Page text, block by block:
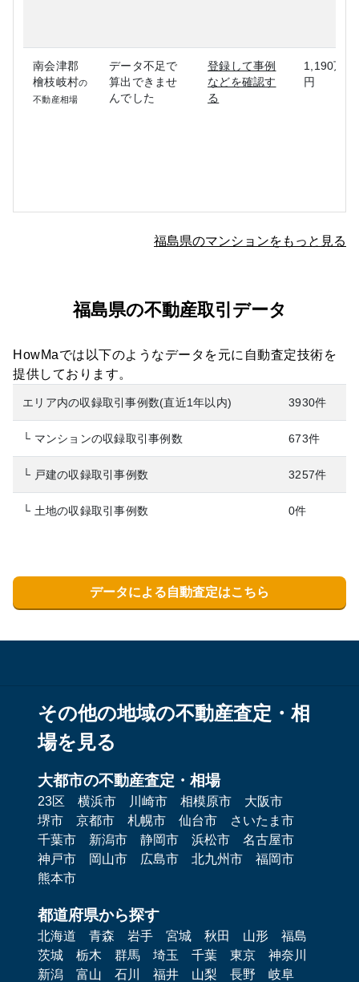
南会津郡
檜枝岐村の
不動産相場
データ不足で
算出できませ
んでした
登録して事例
などを確認す
る
1,190万
円
福島県のマンションをもっと見る
福島県の不動産取引データ
HowMaでは以下のようなデータを元に自動査定技術を
提供しております。
エリア内の収録取引事例数(直近1年以内) 3930件
└ マンションの収録取引事例数 673件
└ 戸建の収録取引事例数 3257件
└ 土地の収録取引事例数 0件
データによる自動査定はこちら
その他の地域の不動産査定・相
場を見る
大都市の不動産査定・相場
23区 横浜市 川崎市 相模原市
大阪市
堺市
京都市 札幌市 仙台市
さいたま市
千葉市
新潟市 静岡市 浜松市
名古屋市
神戸市
岡山市 広島市 北九州市
福岡市
熊本市
都道府県から探す
北海道 青森 岩手 宮城 秋田 山形
福島
茨城
栃木 群馬 埼玉 千葉 東京
神奈川
新潟
富山 石川 福井 山梨 長野 岐阜